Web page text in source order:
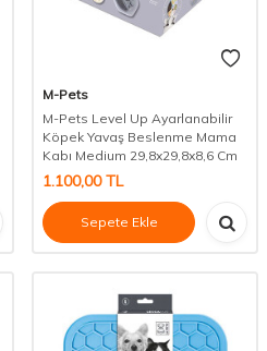
M-Pets
M-Pets Level Up Ayarlanabilir
Köpek Yavaş Beslenme Mama
Kabı Medium 29,8x29,8x8,6 Cm
1.100,00TL
Sepete Ekle